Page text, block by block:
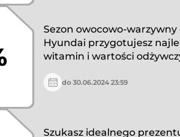
Sezon owocowo-
Hyundai przygotujesz
witamin i wartości
do 30.06.2024 23:59
Szukasz idealnego